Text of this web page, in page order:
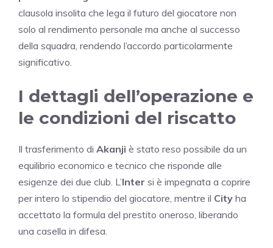
clausola insolita che lega il futuro del giocatore non
solo al rendimento personale ma anche al successo
della squadra, rendendo l’accordo particolarmente
significativo.
I dettagli dell’operazione e
le condizioni del riscatto
Il trasferimento di Akanji è stato reso possibile da un
equilibrio economico e tecnico che risponde alle
esigenze dei due club. L’Inter si è impegnata a coprire
per intero lo stipendio del giocatore, mentre il City ha
accettato la formula del prestito oneroso, liberando
una casella in difesa.